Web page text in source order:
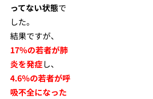
ってない状態で
した。
結果ですが、
17％の若者が肺
炎を発症し、
4.6％の若者が呼
吸不全になった